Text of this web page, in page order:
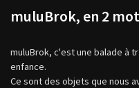
muluBrok, en 2
muluBrok, c'est une balade à
enfance.
Ce sont des objets que nous